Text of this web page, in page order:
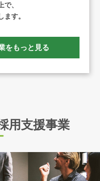
、
す。
をもっと見る
用支援事業